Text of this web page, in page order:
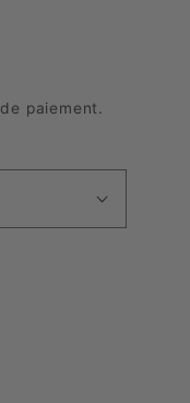
paiement.